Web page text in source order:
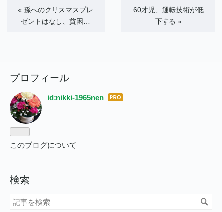
«孫へのクリスマスプレ
ゼントはなし、貧困…
60才児、運転技術が低
下する »
プロフィール
id:nikki-1965nen はて
このブログについて
検索